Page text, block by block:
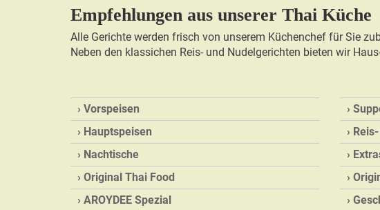
Empfehlungen aus unserer Thai Küche
Alle Gerichte werden frisch von unserem Küchenchef für Sie
Neben den klassichen Reis- und Nudelgerichten bieten wir
Vorspeisen
Hauptspeisen
Nachtische
Original Thai Food
AROYDEE Spezial